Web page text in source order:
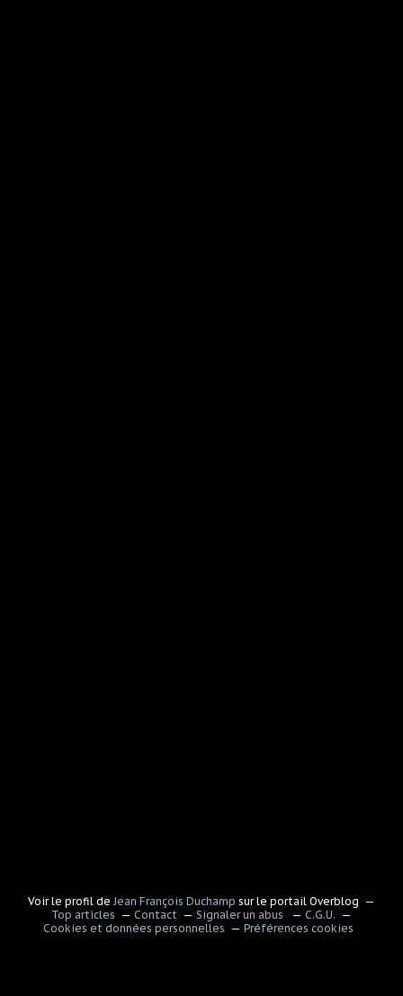
Voir le profil de Jean François Duchamp sur le portail Overblog
Top articles
Contact Signaler un abus
C.G.U.
Cookies et données personnelles
Préférences cookies